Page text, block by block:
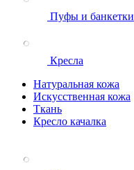
Пуфы и банкетки
Кресла
Натуральная кожа
Искусственная кожа
Ткань
Кресло качалка